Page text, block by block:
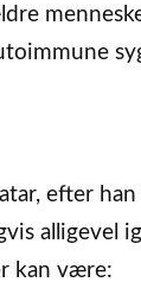
efter
alligevel
kan være: